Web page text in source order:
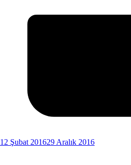
12 Şubat 201629 Aralık 2016